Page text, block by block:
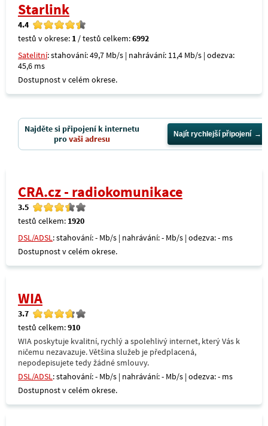
Starlink
4.4
testů v okrese: 1 / testů celkem:6992
Satelitní: stahování: 49,7 Mb/s | nahrávání: 11,4 Mb/s | odezva:
45,6 ms
Dostupnost v celém okrese.
Najděte si připojení k internetu
provaši adresu Najít rychlejší připojení
CRA.cz - radiokomunikace
3.5
testů celkem: 1920
DSL/ADSL: stahování: - Mb/s | nahrávání: - Mb/s | odezva: - ms
Dostupnost v celém okrese.
WIA
3.7
testů celkem:910
WIA poskytuje kvalitní, rychlý a spolehlivý internet, který Vás k
ničemu nezavazuje. Většina služeb je předplacená,
nepodepisujete tedy žádné smlouvy.
DSL/ADSL: stahování: - Mb/s | nahrávání: - Mb/s | odezva: - ms
Dostupnost v celém okrese.